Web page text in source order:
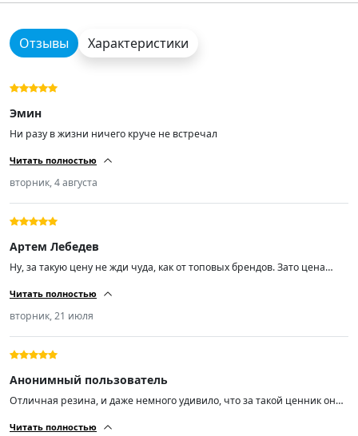
Отзывы Характеристики
Эмин
Ни разу в жизни ничего круче не встречал
Читать полностью
вторник, 4 августа
Артем Лебедев
Ну, за такую цену не жди чуда, как от топовых брендов. Зато цена
нашёл.
Читать полностью
вторник, 21 июля
Анонимный пользователь
Отличная резина, и даже немного удивило, что за такой ценник она
дождём держит дорогу отлично. Очень мягкая, не шумит. На солярис
Читать полностью